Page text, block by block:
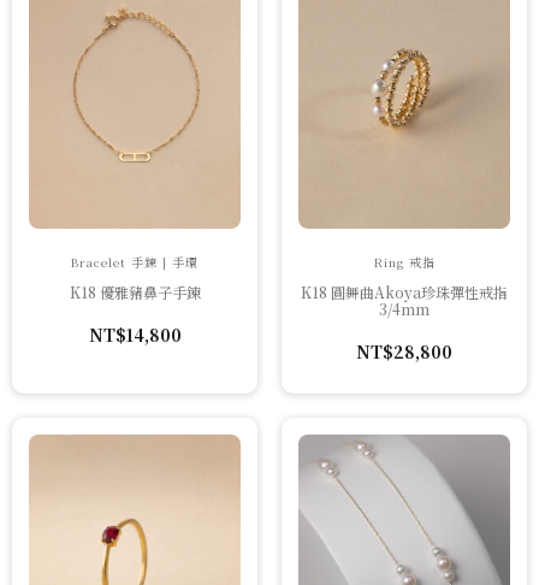
Bracelet 手鍊 | 手環
K18 優雅豬鼻子手鍊
NT$14,800
Ring 戒指
K18 圓舞曲Akoya珍珠彈性戒指
3/4mm
NT$28,800